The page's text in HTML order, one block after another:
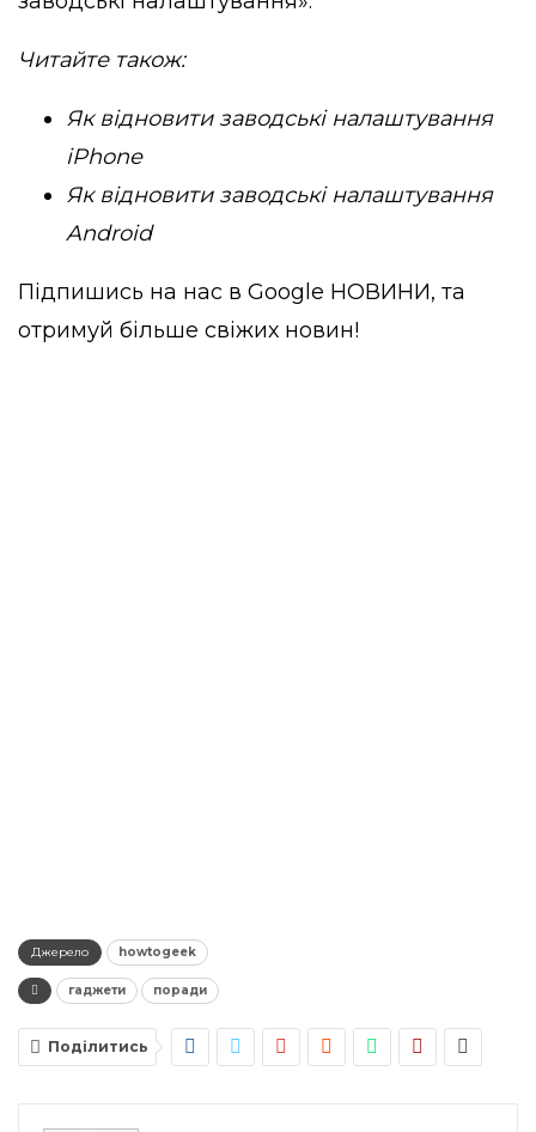
Читайте також:
Як відновити заводські налаштування
iPhone
Як відновити заводські налаштування
Android
Підпишись на нас в Google НОВИНИ, та
отримуй більше свіжих новин!
Джерело howtogeek
гаджети поради
Поділитись